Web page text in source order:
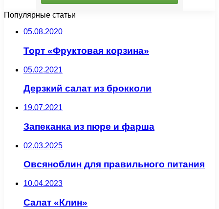
Популярные статьи
05.08.2020
Торт «Фруктовая корзина»
05.02.2021
Дерзкий салат из брокколи
19.07.2021
Запеканка из пюре и фарша
02.03.2025
Овсяноблин для правильного питания
10.04.2023
Салат «Клин»